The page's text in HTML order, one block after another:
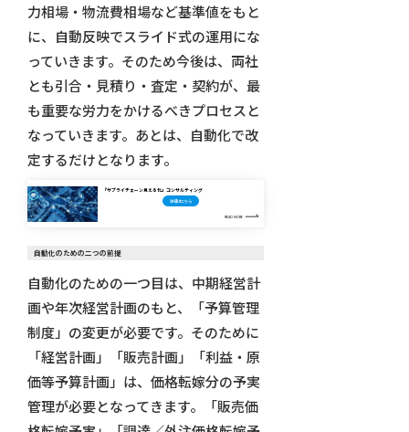
力相場・物流費相場など基準値をもと
に、自動反映でスライド式の運用にな
っていきます。そのため今後は、両社
とも引合・見積り・査定・契約が、最
も重要な労力をかけるべきプロセスと
なっていきます。あとは、自動化で改
定するだけとなります。
『サプライチェーン見える化』コンサルティング
詳細はこちら
READ MORE
自動化のための二つの前提
自動化のための一つ目は、中期経営計
画や年次経営計画のもと、「予算管理
制度」の変更が必要です。そのために
「経営計画」「販売計画」「利益・原
価等予算計画」は、価格転嫁分の予実
管理が必要となってきます。「販売価